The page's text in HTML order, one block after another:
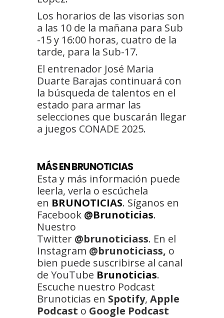
Los horarios de las visorias son
a las 10 de la mañana para Sub
-15 y 16:00 horas, cuatro de la
tarde, para la Sub-17.
El entrenador José Maria
Duarte Barajas continuará con
la búsqueda de talentos en el
estado para armar las
selecciones que buscarán llegar
a juegos CONADE 2025.
MÁS EN BRUNOTICIAS
Esta y más información puede
leerla, verla o escúchela
en BRUNOTICIAS. Síganos en
Facebook @Brunoticias.
Nuestro
Twitter @brunoticiass. En el
Instagram @brunoticiass, o
bien puede suscribirse al canal
de YouTube Brunoticias.
Escuche nuestro Podcast
Brunoticias en Spotify, Apple
Podcast o Google Podcast